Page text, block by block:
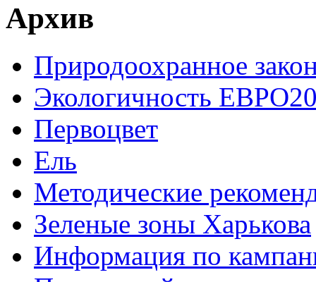
Архив
Природоохранное
Экологичность
Первоцвет
Ель
Методические
Зеленые зоны Харькова
Информация по